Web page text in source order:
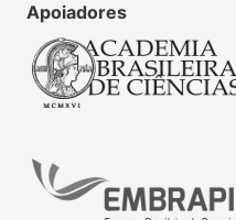
Apoiadores